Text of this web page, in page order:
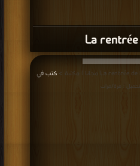
كتب في
: مرة/مرات